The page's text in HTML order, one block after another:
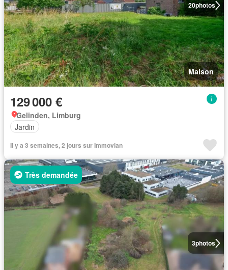
20photos
Maison
129 000 €
Gelinden, Limburg
Jardin
Il y a 3 semaines, 2 jours sur Immovlan
3photos
Très demandée